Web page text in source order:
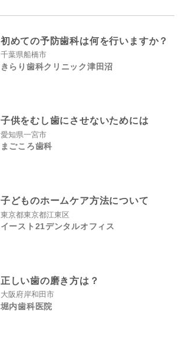
初めての予防歯科は何を行いますか？
千葉県船橋市
きらり歯科クリニック津田沼
子供をむし歯にさせないためには
愛知県一宮市
まごころ歯科
子どものホームケア方法について
東京都東京都江東区
イースト21デンタルオフィス
正しい歯の磨き方は？
大阪府岸和田市
堀内歯科医院